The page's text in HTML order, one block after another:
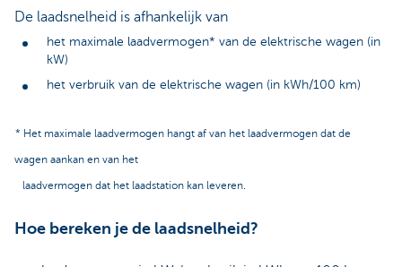
De laadsnelheid is afhankelijk van
het maximale laadvermogen* van de elektrische wagen (in
kW)
het verbruik van de elektrische wagen (in kWh/100 km)
* Het maximale laadvermogen hangt af van het laadvermogen dat de
wagen aankan en van het
laadvermogen dat het laadstation kan leveren.
Hoe bereken je de laadsnelheid?